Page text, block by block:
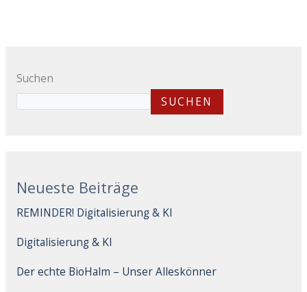
Suchen
SUCHEN
Neueste Beiträge
REMINDER! Digitalisierung & KI
Digitalisierung & KI
Der echte BioHalm – Unser Alleskönner